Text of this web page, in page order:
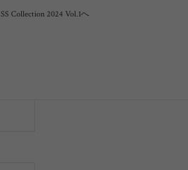
SS Collection 2024 Vol.1へ